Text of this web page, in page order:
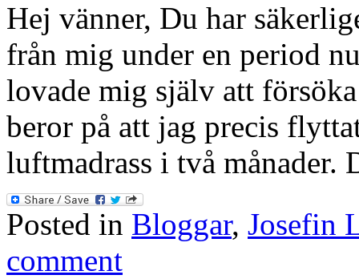
Hej vänner, Du har
från mig under en period
lovade mig själv att
beror på att jag precis
luftmadrass i två
Posted in Bloggar, Josefin
comment